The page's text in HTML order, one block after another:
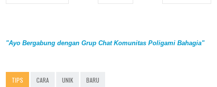
"Ayo Bergabung dengan Grup Chat Komunitas Poligami Bahagia"
TIPS CARA UNIK BARU